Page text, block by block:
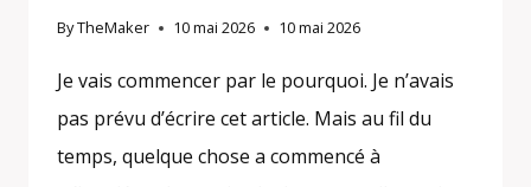
ByTheMaker 10 mai 2026 10 mai 2026
Je vais commencer par le pourquoi. Je n’avais
pas prévu d’écrire cet article. Mais au fil du
temps, quelque chose a commencé à